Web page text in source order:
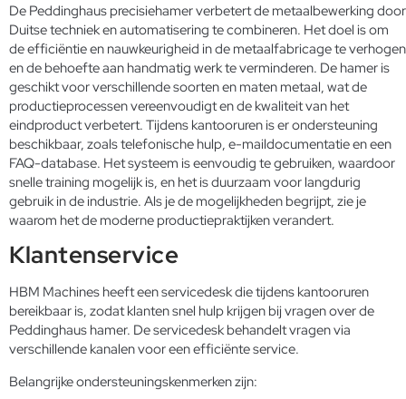
De Peddinghaus precisiehamer verbetert de metaalbewerking door
Duitse techniek en automatisering te combineren. Het doel is om
de efficiëntie en nauwkeurigheid in de metaalfabricage te verhogen
en de behoefte aan handmatig werk te verminderen. De hamer is
geschikt voor verschillende soorten en maten metaal, wat de
productieprocessen vereenvoudigt en de kwaliteit van het
eindproduct verbetert. Tijdens kantooruren is er ondersteuning
beschikbaar, zoals telefonische hulp, e-maildocumentatie en een
FAQ-database. Het systeem is eenvoudig te gebruiken, waardoor
snelle training mogelijk is, en het is duurzaam voor langdurig
gebruik in de industrie. Als je de mogelijkheden begrijpt, zie je
waarom het de moderne productiepraktijken verandert.
Klantenservice
HBM Machines heeft een servicedesk die tijdens kantooruren
bereikbaar is, zodat klanten snel hulp krijgen bij vragen over de
Peddinghaus hamer. De servicedesk behandelt vragen via
verschillende kanalen voor een efficiënte service.
Belangrijke ondersteuningskenmerken zijn: